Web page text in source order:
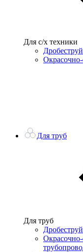
Для с/х техники
Для труб
Для труб